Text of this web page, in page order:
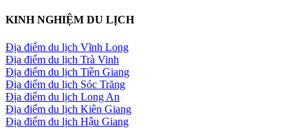
KINH NGHIỆM DU LỊCH
Địa điểm du lịch Vĩnh Long
Địa điểm du lịch Trà Vinh
Địa điểm du lịch Tiền Giang
Địa điểm du lịch Sóc Trăng
Địa điểm du lịch Long An
Địa điểm du lịch Kiên Giang
Địa điểm du lịch Hậu Giang